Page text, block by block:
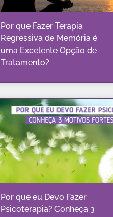
Por que Fazer Terapia
Regressiva de Memória é
uma Excelente Opção de
Tratamento?
Por que eu Devo Fazer
Psicoterapia? Conheça 3